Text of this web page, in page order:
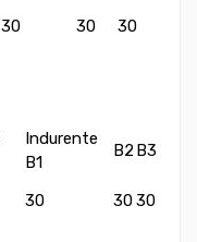
30 30 30
Indurente
B1
B2 B3
30 3030